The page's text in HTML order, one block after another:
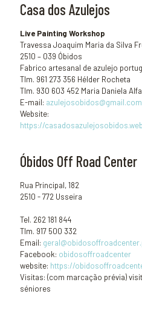
Casa dos Azulejos
Live Painting Workshop
Travessa Joaquim Maria da Silva
2510 – 039 Óbidos
Fabrico artesanal de azulejo
Tlm. 961 273 356 Hélder Rocheta
Tlm. 930 603 452 Maria Daniela
E-mail: azulejosobidos@gmail.com
Website:
https://
Óbidos Off Road Center
Rua Principal, 182
2510 - 772 Usseira
Tel. 262 181 844
Tlm. 917 500 332
Email:
Facebook: obidosoffroadcenter
website: https://
Visitas: (com marcação prévia)
séniores